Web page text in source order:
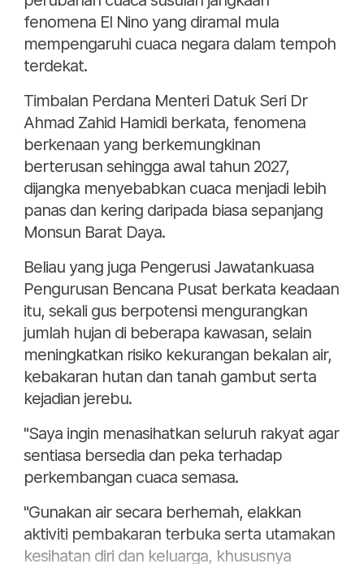
fenomena El Nino yang diramal mula
mempengaruhi cuaca negara dalam tempoh
terdekat.
Timbalan Perdana Menteri Datuk Seri Dr
Ahmad Zahid Hamidi berkata, fenomena
berkenaan yang berkemungkinan
berterusan sehingga awal tahun 2027,
dijangka menyebabkan cuaca menjadi lebih
panas dan kering daripada biasa sepanjang
Monsun Barat Daya.
Beliau yang juga Pengerusi Jawatankuasa
Pengurusan Bencana Pusat berkata keadaan
itu, sekali gus berpotensi mengurangkan
jumlah hujan di beberapa kawasan, selain
meningkatkan risiko kekurangan bekalan air,
kebakaran hutan dan tanah gambut serta
kejadian jerebu.
"Saya ingin menasihatkan seluruh rakyat agar
sentiasa bersedia dan peka terhadap
perkembangan cuaca semasa.
"Gunakan air secara berhemah, elakkan
aktiviti pembakaran terbuka serta utamakan
kesihatan diri dan keluarga, khususnya